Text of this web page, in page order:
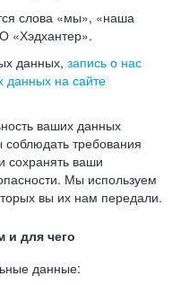
слова «мы», «наша
«Хэдхантер».
данных, запись о нас
данных на сайте
ваших данных
требования
сохранять ваши
Мы используем
вы их нам передали.
и для чего
данные: